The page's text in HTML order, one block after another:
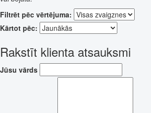
Filtrēt pēc vērtējuma:
Kārtot pēc:
Rakstīt klienta atsauksmi
Jūsu vārds